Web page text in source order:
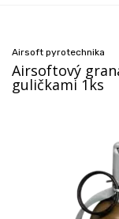
Airsoft pyrotechnika
Airsoftový
guličkami 1ks